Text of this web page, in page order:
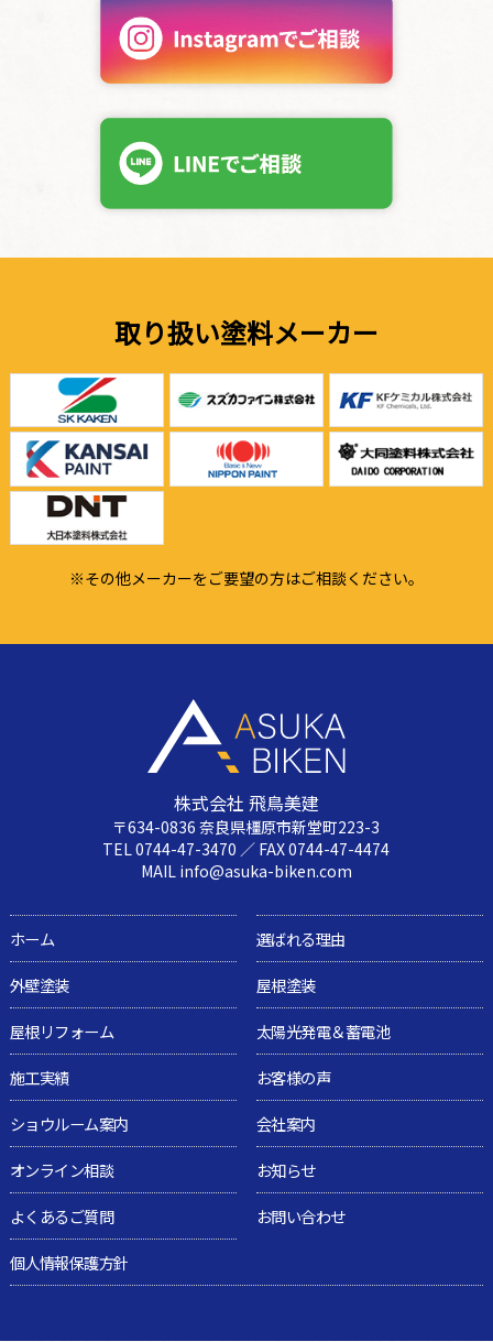
取り扱い塗料メーカー
※その他メーカーをご要望の方はご相談ください。
株式会社 飛鳥美建
〒634-0836 奈良県橿原市新堂町223-3
TEL 0744-47-3470 ／ FAX 0744-47-4474
MAIL info@asuka-biken.com
ホーム
選ばれる理由
外壁塗装
屋根塗装
屋根リフォーム
太陽光発電＆蓄電池
施工実績
お客様の声
ショウルーム案内
会社案内
オンライン相談
お知らせ
よくあるご質問
お問い合わせ
個人情報保護方針